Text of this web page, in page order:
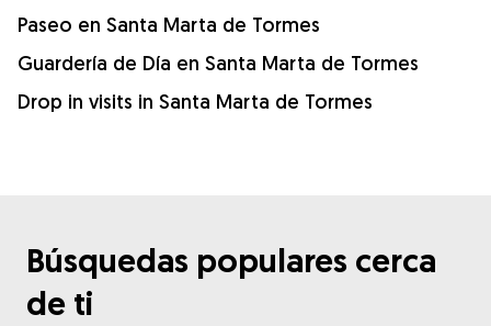
Paseo en Santa Marta de Tormes
Guardería de Día en Santa Marta de Tormes
Drop in visits in Santa Marta de Tormes
Búsquedas populares cerca
de ti